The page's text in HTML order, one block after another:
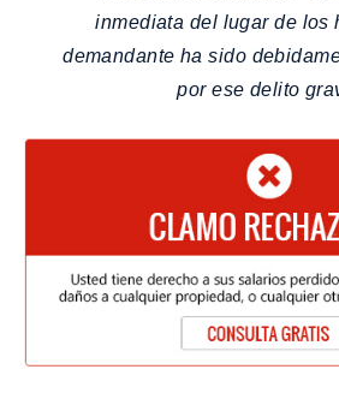
inmediata del lugar de los
demandante ha sido
por ese delito